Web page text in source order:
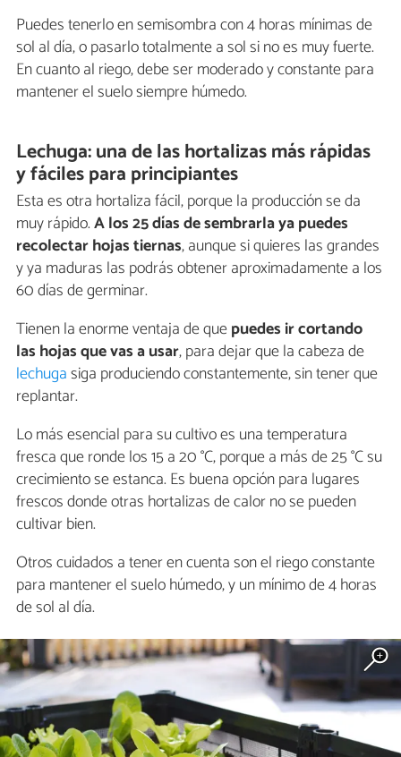
Puedes tenerlo en semisombra con 4 horas mínimas de
sol al día, o pasarlo totalmente a sol si no es muy fuerte.
En cuanto al riego, debe ser moderado y constante para
mantener el suelo siempre húmedo.
Lechuga: una de las hortalizas más rápidas
y fáciles para principiantes
Esta es otra hortaliza fácil, porque la producción se da
muy rápido.A los 25 días de sembrarla ya puedes
recolectar hojas tiernas, aunque si quieres las grandes
y ya maduras las podrás obtener aproximadamente a los
60 días de germinar.
Tienen la enorme ventaja de quepuedes ir cortando
las hojas que vas a usar, para dejar que la cabeza de
lechugasiga produciendo constantemente, sin tener que
replantar.
Lo más esencial para su cultivo es una temperatura
fresca que ronde los 15 a 20 °C, porque a más de 25 °C su
crecimiento se estanca. Es buena opción para lugares
frescos donde otras hortalizas de calor no se pueden
cultivar bien.
Otros cuidados a tener en cuenta son el riego constante
para mantener el suelo húmedo, y un mínimo de 4 horas
de sol al día.